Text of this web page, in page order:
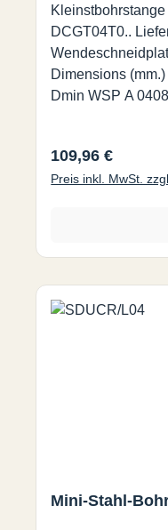
DCGT04T0..
Wendeschneidplatten.
Dimensions (mm.) Bestell-Nr.
Dmin WSP A 0408F SDQCR/L 04 8 80 15 2,6
Regulärer Preis:
109,96 €
Preis inkl. MwSt.
Mini-Stahl-